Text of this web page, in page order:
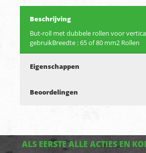
Beschrijving
But-roll met dubbele rollen voor
gebruikBreedte : 65 of 80 mm2 Rollen
Eigenschappen
Beoordelingen
ALS EERSTE ALLE ACTIES EN